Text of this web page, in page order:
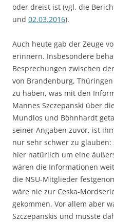
oder dreist ist (vgl. die
und 02.03.2016).
Auch heute gab der Zeuge
erinnern. Insbesondere
Besprechungen zwischen
von Brandenburg,
zu haben, was mit den
Mannes Szczepanski über
Mundlos und Böhnhardt
seiner Angaben zuvor, ist
nur sehr schwer zu
hier natürlich um eine
wären die Informationen
die NSU-Mitglieder
wäre nie zur Ceska-
gekommen. Vor allem aber
Szczepanskis und musste